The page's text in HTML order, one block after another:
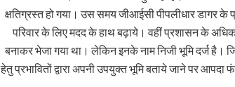
क्षतिग्रस्त हो गया। उस समय जीआईसी पीपलीधार डागर
परिवार के लिए मदद के हाथ बढ़ाये। वहीं प्रशासन के
बनाकर भेजा गया था। लेकिन इनके नाम निजी भूमि दर्ज
हेतु प्रभावितों द्वारा अपनी उपयुक्त भूमि बताये जाने पर